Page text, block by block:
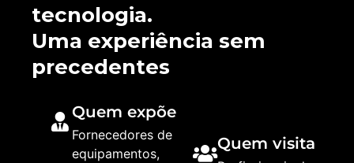
tecnologia.
Uma experiência sem
precedentes
Quem expõe
Fornecedores de
equipamentos,
Quem visita